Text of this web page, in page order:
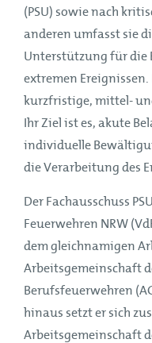
(PSU) sowie nach
anderen umfasst sie
Unterstützung für die
extremen
kurzfristige, mittel-
Ihr Ziel ist es, akute
individuelle
die Verarbeitung des
Der Fachausschuss
Feuerwehren NRW
dem gleichnamigen
Arbeitsgemeinschaft
Berufsfeuerwehren
hinaus setzt er sich
Arbeitsgemeinschaft